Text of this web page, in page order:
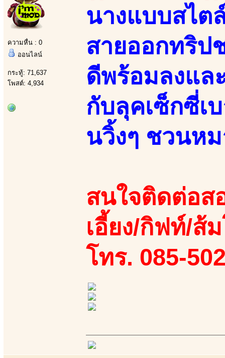
ความหื่น : 0
ออนไลน์
กระทู้: 71,637
โพสต์: 4,934
นางแบบสไต
สายออกทริป
ดีพร้อมลงแล
กับลุคเซ็กซี่เ
นวิ้งๆ ชวนห
สนใจติดต่อส
เอี้ยง/กิฟท์/ส้
โทร. 085-